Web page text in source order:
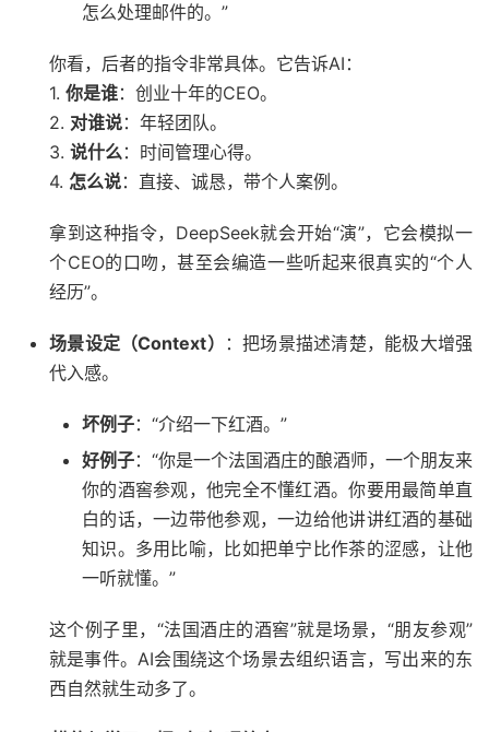
怎么处理邮件的。”
你看，后者的指令非常具体。它告诉AI：
1. 你是谁：创业十年的CEO。
2. 对谁说：年轻团队。
3. 说什么：时间管理心得。
4. 怎么说：直接、诚恳，带个人案例。
拿到这种指令，DeepSeek就会开始“演”，它会模拟一
个CEO的口吻，甚至会编造一些听起来很真实的“个人
经历”。
场景设定（Context）
：把场景描述清楚，能极大增强
代入感。
坏例子：“介绍一下红酒。”
好例子：“你是一个法国酒庄的酿酒师，一个朋友来
你的酒窖参观，他完全不懂红酒。你要用最简单直
白的话，一边带他参观，一边给他讲讲红酒的基础
知识。多用比喻，比如把单宁比作茶的涩感，让他
一听就懂。”
这个例子里，“法国酒庄的酒窖”就是场景，“朋友参观”
就是事件。AI会围绕这个场景去组织语言，写出来的东
西自然就生动多了。